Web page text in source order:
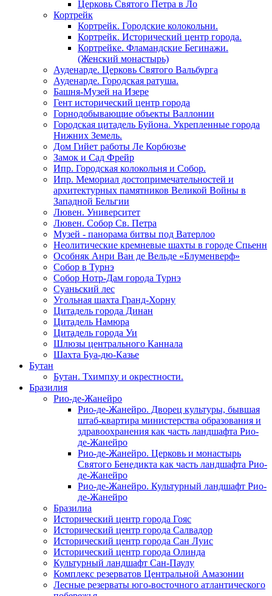
Церковь Святого Петра в Ло
Кортрейк
Кортрейк. Городские колокольни.
Кортрейк. Исторический центр города.
Кортрейке. Фламандские Бегинажи.
(Женский монастырь)
Ауденарде. Церковь Святого Вальбурга
Ауденарде. Городская ратуша.
Башня-Музей на Изере
Гент исторический центр города
Горнодобывающие объекты Валлонии
Городская цитадель Буйона. Укрепленные города
Нижних Земель.
Дом Гийет работы Ле Корбюзье
Замок и Сад Фрейр
Ипр. Городская колокольня и Собор.
Ипр. Мемориал достопримечательностей и
архитектурных памятников Великой Войны в
Западной Бельгии
Лювен. Университет
Лювен. Собор Св. Петра
Музей - панорама битвы под Ватерлоо
Неолитические кремневые шахты в городе Спьенн
Особняк Анри Ван де Вельде «Блуменверф»
Собор в Турнэ
Собор Нотр-Дам города Турнэ
Суаньский лес
Угольная шахта Гранд-Хорну
Цитадель города Динан
Цитадель Намюра
Цитадель города Уи
Шлюзы центрального Каннала
Шахта Буа-дю-Казье
Бутан
Бутан. Тхимпху и окрестности.
Бразилия
Рио-де-Жанейро
Рио-де-Жанейро. Дворец культуры, бывшая
штаб-квартира министерства образования и
здравоохранения как часть ландшафта Рио-
де-Жанейро
Рио-де-Жанейро. Церковь и монастырь
Святого Бенедикта как часть ландшафта Рио-
де-Жанейро
Рио-де-Жанейро. Культурный ландшафт Рио-
де-Жанейро
Бразилиа
Исторический центр города Гояс
Исторический центр города Салвадор
Исторический центр города Сан Луис
Исторический центр города Олинда
Культурный ландшафт Сан-Паулу
Комплекс резерватов Центральной Амазонии
Лесные резерваты юго-восточного атлантического